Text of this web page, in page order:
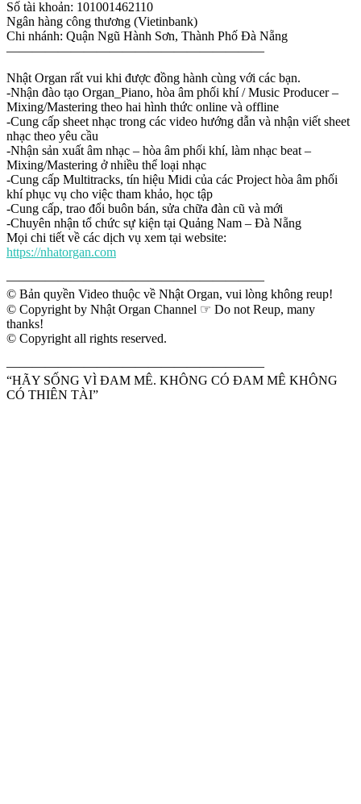
Số tài khoản: 101001462110
Ngân hàng công thương (Vietinbank)
Chi nhánh: Quận Ngũ Hành Sơn, Thành Phố Đà Nẵng
————————————————————
Nhật Organ rất vui khi được đồng hành cùng với các bạn.
-Nhận đào tạo Organ_Piano, hòa âm phối khí / Music Producer –
Mixing/Mastering theo hai hình thức online và offline
-Cung cấp sheet nhạc trong các video hướng dẫn và nhận viết sheet
nhạc theo yêu cầu
-Nhận sản xuất âm nhạc – hòa âm phối khí, làm nhạc beat –
Mixing/Mastering ở nhiều thể loại nhạc
-Cung cấp Multitracks, tín hiệu Midi của các Project hòa âm phối
khí phục vụ cho việc tham khảo, học tập
-Cung cấp, trao đổi buôn bán, sửa chữa đàn cũ và mới
-Chuyên nhận tổ chức sự kiện tại Quảng Nam – Đà Nẵng
Mọi chi tiết về các dịch vụ xem tại website:
https://nhatorgan.com
————————————————————
© Bản quyền Video thuộc về Nhật Organ, vui lòng không reup!
© Copyright by Nhật Organ Channel ☞ Do not Reup, many
thanks!
© Copyright all rights reserved.
————————————————————
“HÃY SỐNG VÌ ĐAM MÊ. KHÔNG CÓ ĐAM MÊ KHÔNG
CÓ THIÊN TÀI”